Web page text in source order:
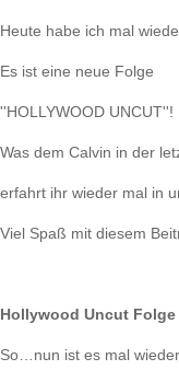
Heute habe ich mal
Es ist eine neue Folge
''HOLLYWOOD UNCUT''!
Was dem Calvin in der
erfahrt ihr wieder mal in
Viel Spaß mit diesem
Hollywood Uncut Folge
So…nun ist es mal